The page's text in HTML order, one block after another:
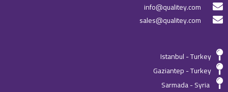
info@qualitey.com
sales@qualitey.com
Istanbul - Turkey
Gaziantep - Turkey
Sarmada - Syria